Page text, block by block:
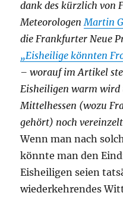
dank des kürzlich von
MeteorologenMartin
die Frankfurter Neue
„Eisheilige könnten
– worauf im Artikel
Eisheiligen warm
Mittelhessen (wozu
gehört) noch
Wenn man nach
könnte man den
Eisheiligen seien
wiederkehrendes